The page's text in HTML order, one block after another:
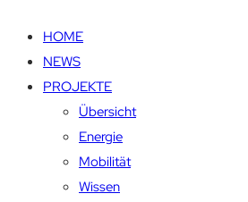
HOME
NEWS
PROJEKTE
Übersicht
Energie
Mobilität
Wissen